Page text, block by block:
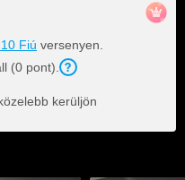
Fiú versenyen.
(0 pont).
kerüljön